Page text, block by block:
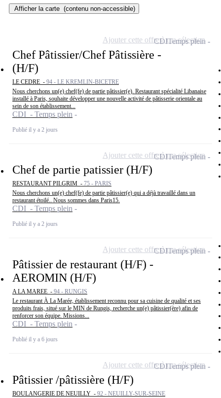
Afficher la carte (contenu non-accessible)
Chef Pâtissier/Chef Pâtissière -
(H/F)
LE CEDRE - 94 - LE KREMLIN-BICETRE
Nous cherchons un(e) chef(fe) de partie pâtissier(e). Restaurant spécialité Libanaise
installé à Paris, souhaite développer une nouvelle activité de pâtisserie orientale au
sein de son établissement...
CDI - Temps plein
Publié il y a 2 jours
CDITemps plein
Ajouter cette offre à ma sélection
Chef de partie patissier (H/F)
RESTAURANT PILGRIM - 75 - PARIS
Nous cherchons un(e) chef(fe) de partie pâtissier(e) qui a déjà travaillé dans un
restaurant étoilé.. Nous sommes dans Paris15.
CDI - Temps plein
Publié il y a 2 jours
CDITemps plein
Ajouter cette offre à ma sélection
Pâtissier de restaurant (H/F) -
AEROMIN (H/F)
A LA MAREE - 94 - RUNGIS
Le restaurant À La Marée, établissement reconnu pour sa cuisine de qualité et ses
produits frais, situé sur le MIN de Rungis, recherche un(e) pâtissier(ère) afin de
renforcer son équipe. Missions...
CDI - Temps plein
Publié il y a 6 jours
CDITemps plein
Ajouter cette offre à ma sélection
Pâtissier /pâtissière (H/F)
BOULANGERIE DE NEUILLY - 92 - NEUILLY-SUR-SEINE
CDITemps plein
Ajouter cette offre à ma sélection